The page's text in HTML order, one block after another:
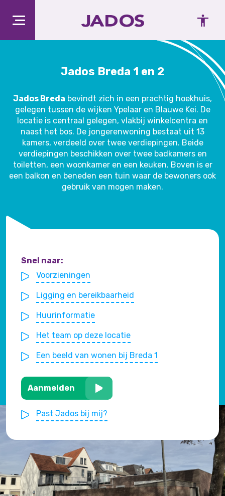
Jados Breda 1 en 2
Jados Breda bevindt zich in een prachtig hoekhuis,
gelegen tussen de wijken Ypelaar en Blauwe Kei. De
locatie is centraal gelegen, vlakbij winkelcentra en
naast het bos. De jongerenwoning bestaat uit 13
kamers, verdeeld over twee verdiepingen. Beide
verdiepingen beschikken over twee badkamers en
toiletten, een woonkamer en een keuken. Boven is er
een balkon en beneden een tuin waar de bewoners ook
gebruik van mogen maken.
Snel naar:
Voorzieningen
Ligging en bereikbaarheid
Huurinformatie
Het team op deze locatie
Een beeld van wonen bij Breda 1
Aanmelden
Past Jados bij mij?
Kamer